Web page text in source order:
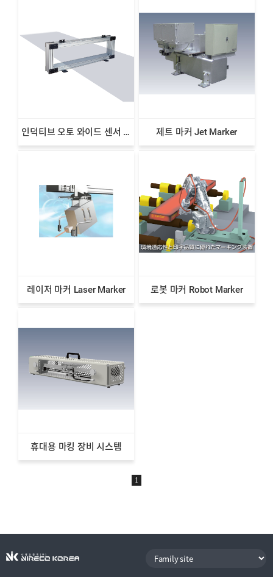
인덕티브 오토 와이드 센서 AWI 시리즈 제트 마커 Jet Marker
레이저 마커 Laser Marker 로봇 마커 Robot Marker
휴대용 마킹 장비 시스템
1